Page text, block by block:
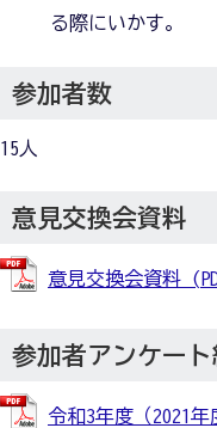
る際にいかす。
参加者数
15人
意見交換会資料
意見交換会資料
参加者アンケート
令和3年度（2021